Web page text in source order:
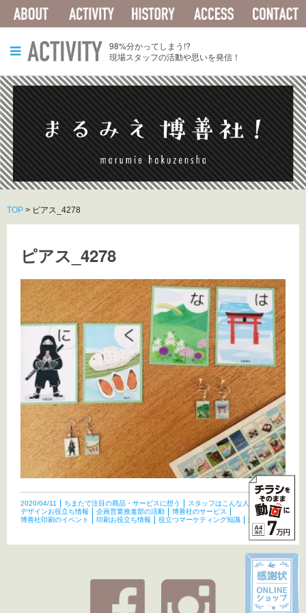
98%分かってしまう!?
現場スタッフの活動や思いを発信！
TOP > ピアス_4278
ピアス_4278
2020/04/11 ちまたで注目の商品・サービスに想う
スタッフはこんな人たち
デザインお役立ち情報
企画営業推進部の活動
博善社のサービス
博善社印刷のイベント
印刷お役立ち情報 役立つマーケティング知識 未分類